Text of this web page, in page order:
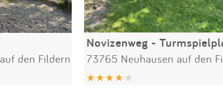
den Fildern
Novizenweg -
73765 Neuhausen auf den